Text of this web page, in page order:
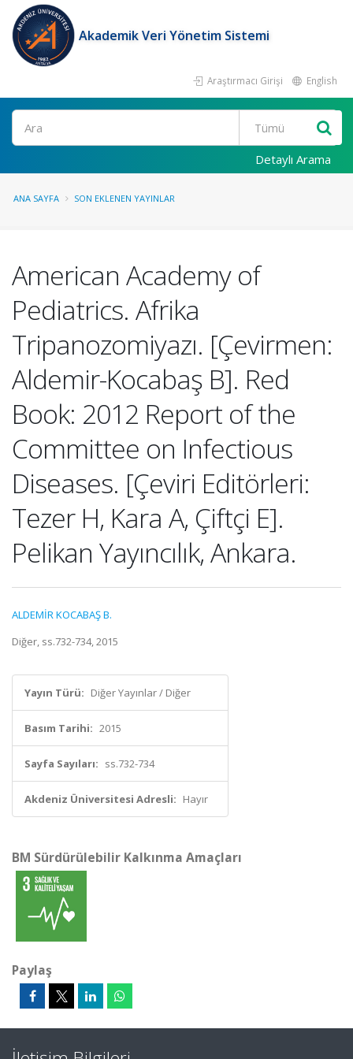
Akademik Veri Yönetim Sistemi
Araştırmacı Girişi English
Ara
Detaylı Arama
ANA SAYFA SON EKLENEN YAYINLAR
American Academy of
Pediatrics. Afrika
Tripanozomiyazı. [Çevirmen:
Aldemir-Kocabaş B]. Red
Book: 2012 Report of the
Committee on Infectious
Diseases. [Çeviri Editörleri:
Tezer H, Kara A, Çiftçi E].
Pelikan Yayıncılık, Ankara.
ALDEMİR KOCABAŞ B.
Diğer, ss.732-734, 2015
Yayın Türü: Diğer Yayınlar / Diğer
Basım Tarihi: 2015
Sayfa Sayıları: ss.732-734
Akdeniz Üniversitesi Adresli: Hayır
BM Sürdürülebilir Kalkınma Amaçları
Paylaş